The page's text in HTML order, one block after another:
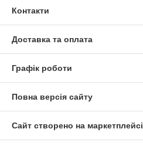
Контакти
Доставка та оплата
Графік роботи
Повна версія сайту
Сайт створено на маркетплейсі